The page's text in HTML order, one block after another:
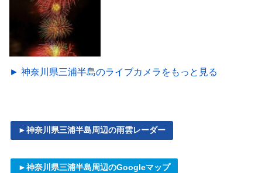
► 神奈川県三浦半島のライブカメラをもっと見る
►神奈川県三浦半島周辺の雨雲レーダー
►神奈川県三浦半島周辺のGoogleマップ